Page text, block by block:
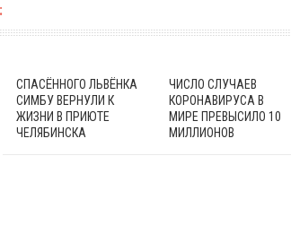
СПАСЁННОГО ЛЬВЁНКА
СИМБУ ВЕРНУЛИ К
ЖИЗНИ В ПРИЮТЕ
ЧЕЛЯБИНСКА
ЧИСЛО СЛУЧАЕВ
КОРОНАВИРУСА В
МИРЕ ПРЕВЫСИЛО 10
МИЛЛИОНОВ